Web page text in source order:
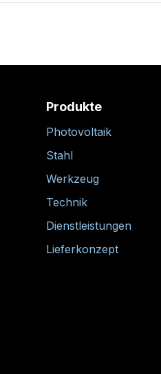
Produkte
Photovoltaik
Stahl
Werkzeug
Technik
Dienstleistungen
Lieferkonzept